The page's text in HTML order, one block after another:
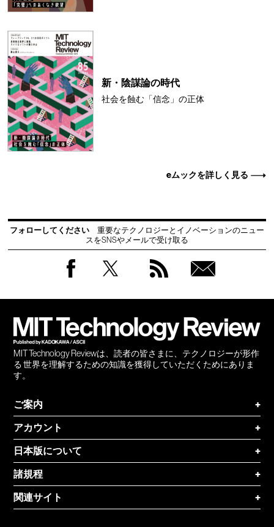
新・陰謀論の時代
社会を蝕む「信念」の正体
eムックを詳しく見る
フォローしてください
重要なテクノロジーとイノベーションのニュー
スをSNSやメールで受け取る
MIT Technology Reviewは、読者の皆さまに、テクノロジーが形作
る 世界を理解するための知識を獲得していただくためにありま
す。
ご案内
+
アカウント
+
日本版について
+
諸規程
+
関連サイト
+